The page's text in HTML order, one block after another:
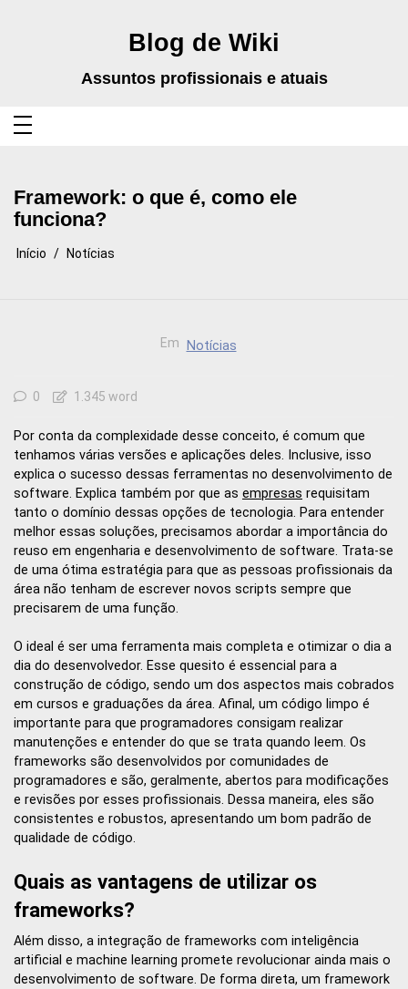
Blog de Wiki
Assuntos profissionais e atuais
Framework: o que é, como ele
funciona?
Início Notícias
Em Notícias
0 1.345 word
Por conta da complexidade desse conceito, é comum que
tenhamos várias versões e aplicações deles. Inclusive, isso
explica o sucesso dessas ferramentas no desenvolvimento de
software. Explica também por que as empresas requisitam
tanto o domínio dessas opções de tecnologia. Para entender
melhor essas soluções, precisamos abordar a importância do
reuso em engenharia e desenvolvimento de software. Trata-se
de uma ótima estratégia para que as pessoas profissionais da
área não tenham de escrever novos scripts sempre que
precisarem de uma função.
O ideal é ser uma ferramenta mais completa e otimizar o dia a
dia do desenvolvedor. Esse quesito é essencial para a
construção de código, sendo um dos aspectos mais cobrados
em cursos e graduações da área. Afinal, um código limpo é
importante para que programadores consigam realizar
manutenções e entender do que se trata quando leem. Os
frameworks são desenvolvidos por comunidades de
programadores e são, geralmente, abertos para modificações
e revisões por esses profissionais. Dessa maneira, eles são
consistentes e robustos, apresentando um bom padrão de
qualidade de código.
Quais as vantagens de utilizar os
frameworks?
Além disso, a integração de frameworks com inteligência
artificial e machine learning promete revolucionar ainda mais o
desenvolvimento de software. De forma direta, um framework